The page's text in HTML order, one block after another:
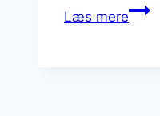
Læs mereNilfisk